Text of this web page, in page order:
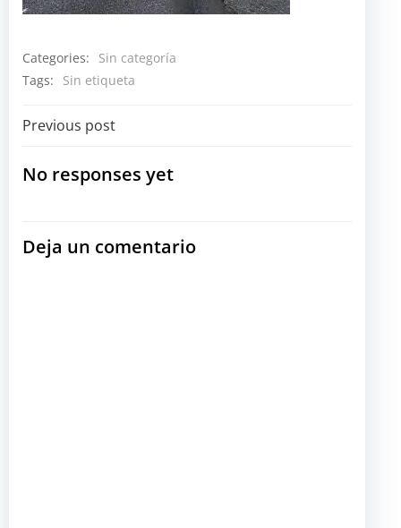
Categories:
Sin categoría
Tags:
Sin etiqueta
Navegación
por
entradas
Previous post
No responses yet
Deja un comentario